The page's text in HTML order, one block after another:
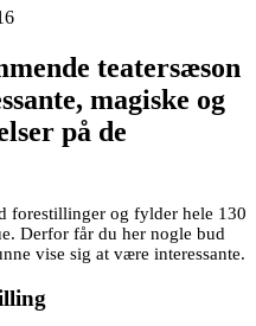
teatersæson
magiske og
på de
forestillinger og fylder hele 130
Derfor får du her nogle bud
vise sig at være interessante.